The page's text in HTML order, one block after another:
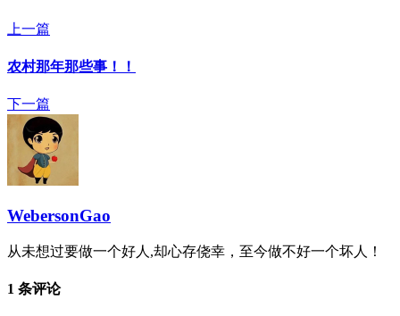
上一篇
农村那年那些事！！
下一篇
WebersonGao
从未想过要做一个好人,却心存侥幸，至今做不好一个坏人！
1 条评论